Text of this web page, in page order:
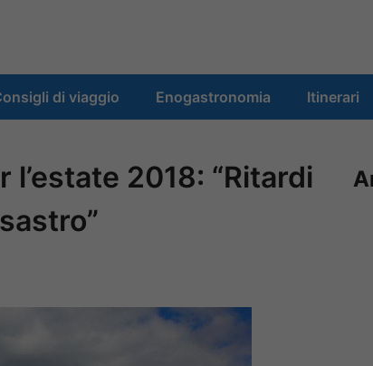
di viaggio Enogastronomia Itinerari
l’estate 2018: “Ritardi